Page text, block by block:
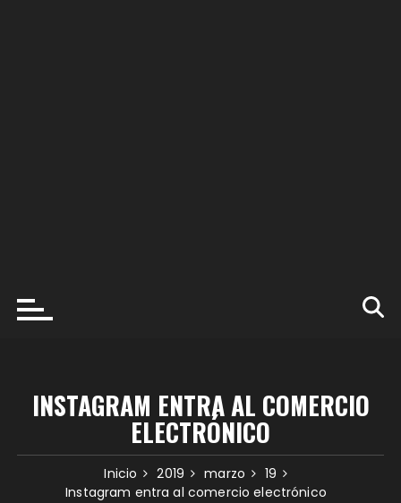
INSTAGRAM ENTRA AL COMERCIO
ELECTRÓNICO
Inicio 2019 marzo
19
Instagram entra al comercio electrónico